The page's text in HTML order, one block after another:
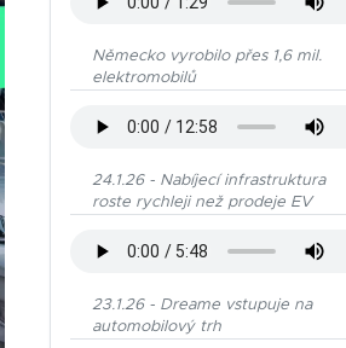
Německo vyrobilo přes 1,6 mil.
elektromobilů
24.1.26 - Nabíjecí infrastruktura
roste rychleji než prodeje EV
23.1.26 - Dreame vstupuje na
automobilový trh